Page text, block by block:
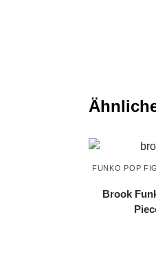
FUNKO POP
Brook